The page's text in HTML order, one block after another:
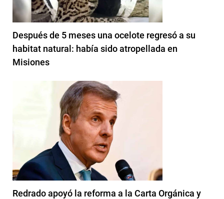
Después de 5 meses una ocelote regresó a su
habitat natural: había sido atropellada en
Misiones
Redrado apoyó la reforma a la Carta Orgánica y